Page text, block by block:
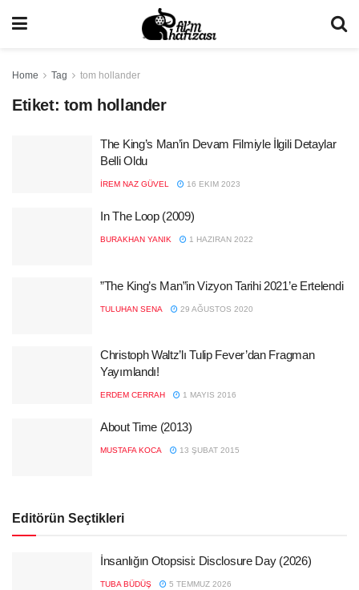
Home Tag tom hollander
Etiket: tom hollander
The King’s Man’in Devam Filmiyle İlgili Detaylar
Belli Oldu
İREM NAZ GÜVEL 16 EKIM 2023
In The Loop (2009)
BURAKHAN YANIK 1 HAZIRAN 2022
”The King’s Man”in Vizyon Tarihi 2021’e Ertelendi
TULUHAN SENA 29 AĞUSTOS 2020
Christoph Waltz’lı Tulip Fever’dan Fragman
Yayımlandı!
ERDEM CERRAH 1 MAYIS 2016
About Time (2013)
MUSTAFA KOCA 13 ŞUBAT 2015
Editörün Seçtikleri
İnsanlığın Otopsisi: Disclosure Day (2026)
TUBA BÜDÜŞ 5 TEMMUZ 2026